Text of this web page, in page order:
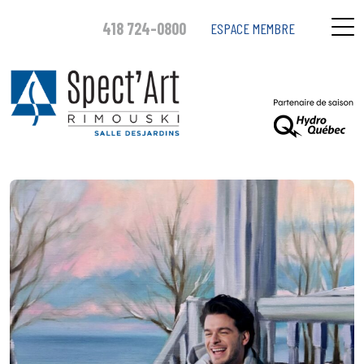
418 724-0800 ESPACE MEMBRE